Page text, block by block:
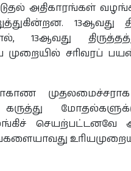
அதிகாரங்கள்
13ஆவது
13ஆவது
முறையில் சரிவரப்
செயற்பட்டனவே